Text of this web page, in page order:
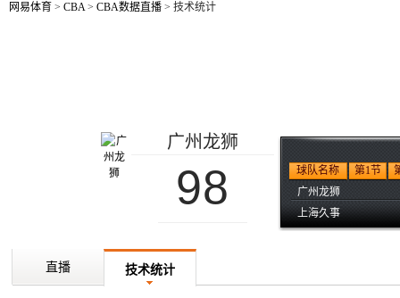
网易体育 > CBA> CBA数据直播 > 技术统计
广州龙狮
98 球队名称 第1节
广州龙狮
上海久事
直播 技术统计